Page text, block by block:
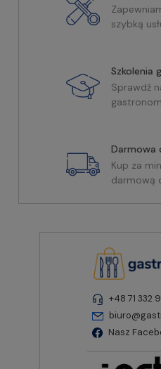
szybką
Szkolenia
Sprawdź
Darmowa
Kup za
darmową
+48 71 332
Nasz